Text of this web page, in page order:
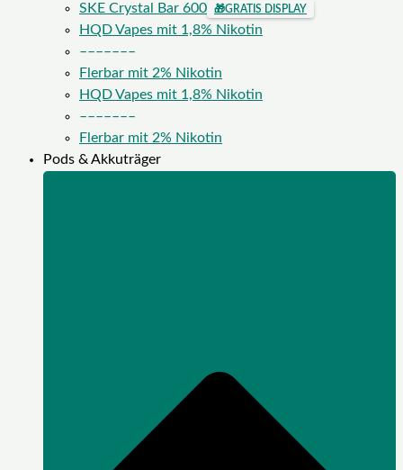
SKE Crystal Bar 600
🎁GRATIS DISPLAY
HQD Vapes mit 1,8% Nikotin
–––––––
Flerbar mit 2% Nikotin
HQD Vapes mit 1,8% Nikotin
–––––––
Flerbar mit 2% Nikotin
Pods & Akkuträger